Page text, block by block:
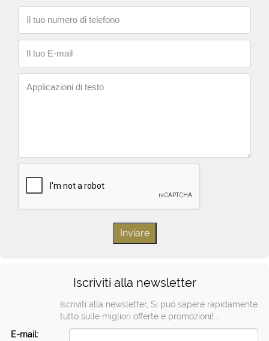
Il tuo numero di telefono
Il tuo E-mail
Applicazioni di testo
Iscriviti alla newsletter
Iscriviti alla newsletter, Si può sapere rapidamente
tutto sulle migliori offerte e promozioni!...
E-mail: